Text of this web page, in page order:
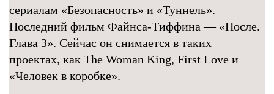
сериалам «Безопасность» и «Туннель».
Последний фильм Файнса-Тиффина — «После.
Глава 3». Сейчас он снимается в таких
проектах, как The Woman King, First Love и
«Человек в коробке».